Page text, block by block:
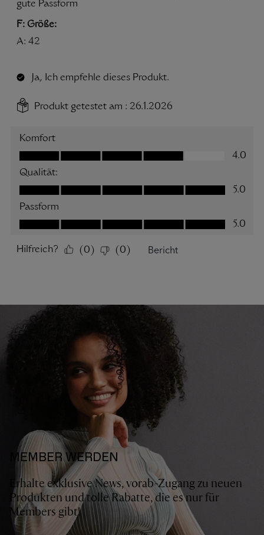
MEMBER WERDEN
Erhalte exklusive News, vorab-Zugang zu neuen
Produkten und tolle Rabatte, die es nur für
Members gibt!